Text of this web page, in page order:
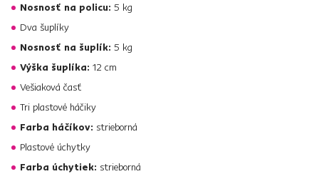
Nosnosť na policu: 5 kg
Dva šuplíky
Nosnosť na šuplík: 5 kg
Výška šuplíka: 12 cm
Vešiaková časť
Tri plastové háčiky
Farba háčíkov: strieborná
Plastové úchytky
Farba úchytiek: strieborná